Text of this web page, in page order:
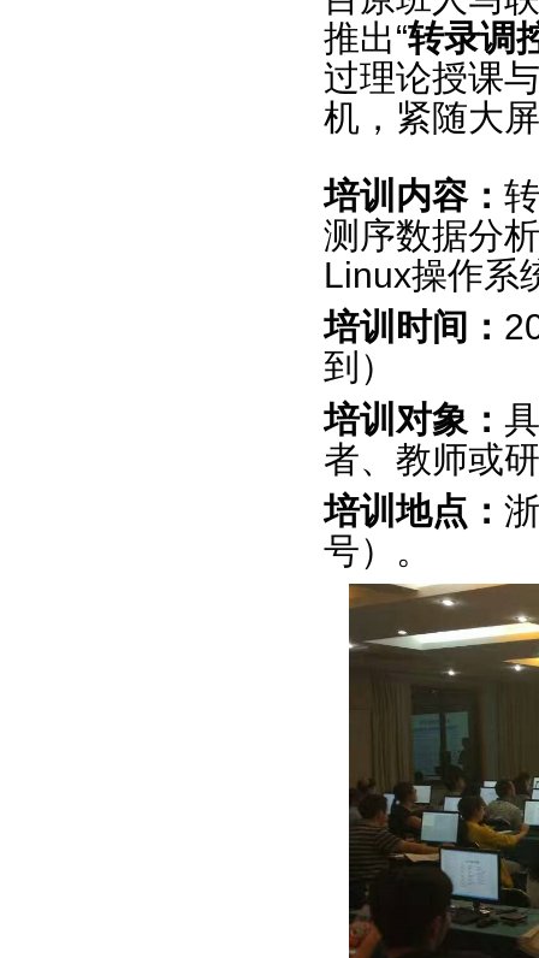
推出“转录调
过理论授课
机，紧随大
培训内容：
测序数据分
Linux操作系
培训时间：
到）
培训对象：
者、教师或
培训地点：
号）。